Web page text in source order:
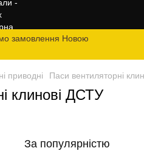
замовлення Новою
приводні Паси вентиляторні
клинові ДСТУ
За популярністю